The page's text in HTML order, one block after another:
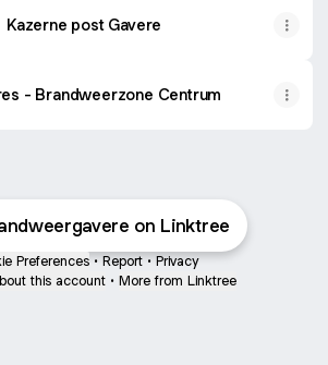
Kazerne post Gavere
- Brandweerzone Centrum
on Linktree
Preferences • Report • Privacy
this account • More from Linktree